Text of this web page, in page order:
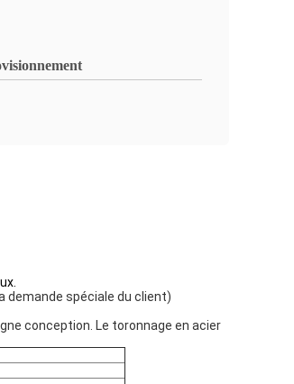
demande spéciale du client)
conception. Le toronnage en acier